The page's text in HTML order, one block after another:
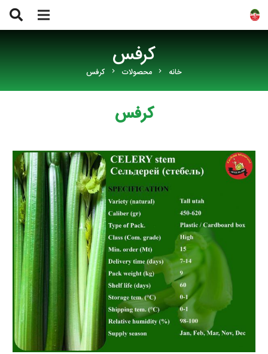
کرفس
خانه chevron_right محصولات chevron_right کرفس
کرفس